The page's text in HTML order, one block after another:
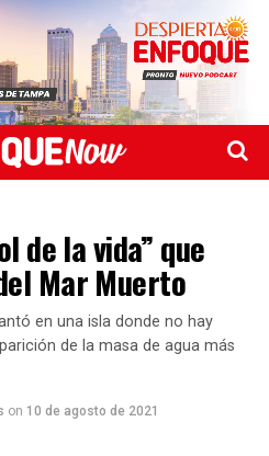
de la vida” que
Mar Muerto
en una isla donde no hay
de la masa de agua más
on 10 de agosto de 2021